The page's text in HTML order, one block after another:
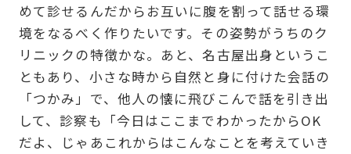
めて診せるんだからお互いに腹を割って話せる環
境をなるべく作りたいです。その姿勢がうちのク
リニックの特徴かな。あと、名古屋出身というこ
ともあり、小さな時から自然と身に付けた会話の
「つかみ」で、他人の懐に飛びこんで話を引き出
して、診察も「今日はここまでわかったからOK
だよ、じゃあこれからはこんなことを考えていき